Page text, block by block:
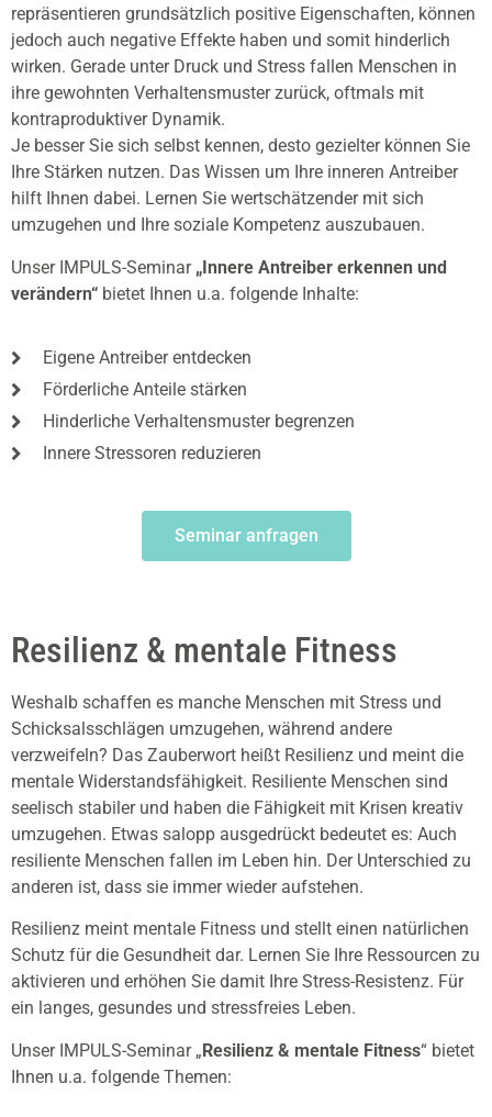
repräsentieren grundsätzlich positive Eigenschaften, können
jedoch auch negative Effekte haben und somit hinderlich
wirken. Gerade unter Druck und Stress fallen Menschen in
ihre gewohnten Verhaltensmuster zurück, oftmals mit
kontraproduktiver Dynamik.
Je besser Sie sich selbst kennen, desto gezielter können Sie
Ihre Stärken nutzen. Das Wissen um Ihre inneren Antreiber
hilft Ihnen dabei. Lernen Sie wertschätzender mit sich
umzugehen und Ihre soziale Kompetenz auszubauen.
Unser IMPULS-Seminar „Innere Antreiber erkennen und
verändern“ bietet Ihnen u.a. folgende Inhalte:
Eigene Antreiber entdecken
Förderliche Anteile stärken
Hinderliche Verhaltensmuster begrenzen
Innere Stressoren reduzieren
Seminar anfragen
Resilienz & mentale Fitness
Weshalb schaffen es manche Menschen mit Stress und
Schicksalsschlägen umzugehen, während andere
verzweifeln? Das Zauberwort heißt Resilienz und meint die
mentale Widerstandsfähigkeit. Resiliente Menschen sind
seelisch stabiler und haben die Fähigkeit mit Krisen kreativ
umzugehen. Etwas salopp ausgedrückt bedeutet es: Auch
resiliente Menschen fallen im Leben hin. Der Unterschied zu
anderen ist, dass sie immer wieder aufstehen.
Resilienz meint mentale Fitness und stellt einen natürlichen
Schutz für die Gesundheit dar. Lernen Sie Ihre Ressourcen zu
aktivieren und erhöhen Sie damit Ihre Stress-Resistenz. Für
ein langes, gesundes und stressfreies Leben.
Unser IMPULS-Seminar „Resilienz & mentale Fitness“ bietet
Ihnen u.a. folgende Themen: